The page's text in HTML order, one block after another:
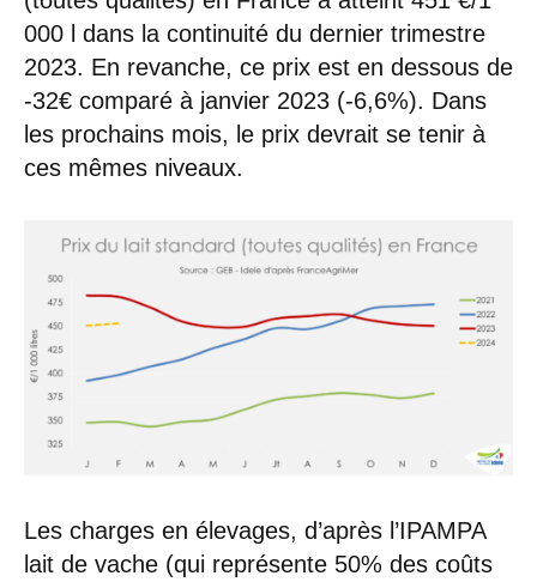
000 l dans la continuité du dernier trimestre
2023. En revanche, ce prix est en dessous de
-32€ comparé à janvier 2023 (-6,6%). Dans
les prochains mois, le prix devrait se tenir à
ces mêmes niveaux.
Les charges en élevages, d’après l’IPAMPA
lait de vache (qui représente 50% des coûts